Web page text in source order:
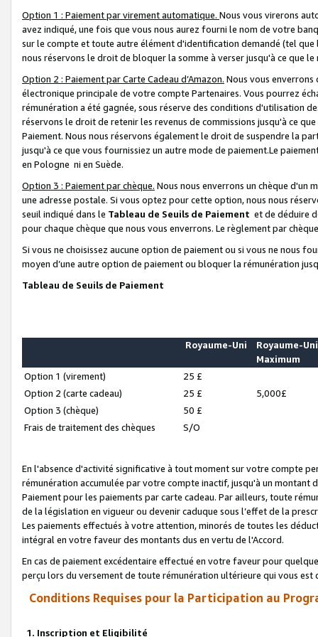
Option 1 : Paiement par virement automatique. Nous vous virerons
avez indiqué, une fois que vous nous aurez fourni le nom de votre
sur le compte et toute autre élément d'identification demandé (tel que
nous réservons le droit de bloquer la somme à verser jusqu'à ce que
Option 2 : Paiement par Carte Cadeau d’Amazon. Nous vous
électronique principale de votre compte Partenaires. Vous pourrez
rémunération a été gagnée, sous réserve des conditions d'utilisation
réservons le droit de retenir les revenus de commissions jusqu'à ce
Paiement. Nous nous réservons également le droit de suspendre la
jusqu'à ce que vous fournissiez un autre mode de paiement.Le
en Pologne ni en Suède.
Option 3 : Paiement par chèque. Nous nous enverrons un chèque d'un
une adresse postale. Si vous optez pour cette option, nous nous
seuil indiqué dans le Tableau de Seuils de Paiement et de déduire
pour chaque chèque que nous vous enverrons. Le règlement par
Si vous ne choisissez aucune option de paiement ou si vous ne nous
moyen d’une autre option de paiement ou bloquer la rémunération
Tableau de Seuils de Paiement
Royaume-Uni
Royaume-Uni
Maximum
Option 1 (virement)
25 £
Option 2 (carte cadeau)
25 £
5,000£
Option 3 (chèque)
50 £
Frais de traitement des chèques
S/O
En l'absence d'activité significative à tout moment sur votre compte
rémunération accumulée par votre compte inactif, jusqu'à un montant
Paiement pour les paiements par carte cadeau. Par ailleurs, toute
de la législation en vigueur ou devenir caduque sous l’effet de la
Les paiements effectués à votre attention, minorés de toutes les
intégral en votre faveur des montants dus en vertu de l'Accord.
En cas de paiement excédentaire effectué en votre faveur pour
perçu lors du versement de toute rémunération ultérieure qui vous est
Conditions Requises pour la Participation au
1. Inscription et Eligibilité